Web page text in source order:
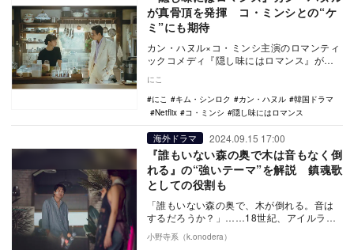
が真骨頂を発揮 コ・ミンシとの“ケ
ミ”にも期待
カン・ハヌル×コ・ミンシ主演のロマンティ
ックコメディ『隠し味にはロマンス』が、
シ…
にこ
にこ
キム・シンロク カン・ハヌル
韓国ドラマ
Netflix
コ・ミンシ 隠し味にはロマンス
海外ドラマ 2024.09.15 17:00
『誰もいない森の奥で木は音もなく倒
れる』の“強いテーマ”を解説 鎮魂歌
としての役割も
「誰もいない森の奥で、木が倒れる。音は
するだろうか？」……18世紀、アイルラン
ドの哲学者ジョージ・バークリーが発し
た、有名な問い…
小野寺系（k.onodera）